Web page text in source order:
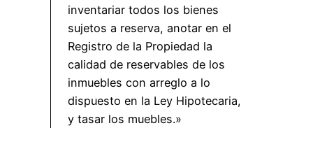
inventariar todos los bienes
sujetos a reserva, anotar en el
Registro de la Propiedad la
calidad de reservables de los
inmuebles con arreglo a lo
dispuesto en la Ley Hipotecaria,
y tasar los muebles.»